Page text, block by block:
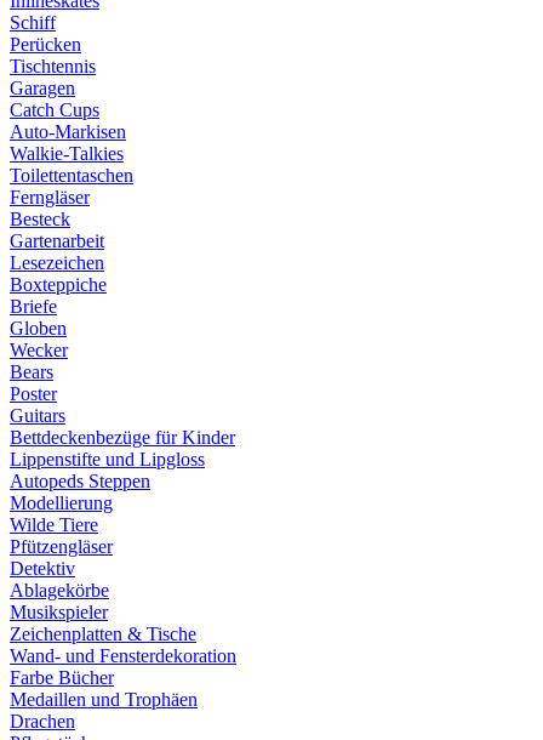
Schiff
Perücken
Tischtennis
Garagen
Catch Cups
Auto-Markisen
Walkie-Talkies
Toilettentaschen
Ferngläser
Besteck
Gartenarbeit
Lesezeichen
Boxteppiche
Briefe
Globen
Wecker
Bears
Poster
Guitars
Bettdeckenbezüge für Kinder
Lippenstifte und Lipgloss
Autopeds Steppen
Modellierung
Wilde Tiere
Pfützengläser
Detektiv
Ablagekörbe
Musikspieler
Zeichenplatten & Tische
Wand- und Fensterdekoration
Farbe Bücher
Medaillen und Trophäen
Drachen